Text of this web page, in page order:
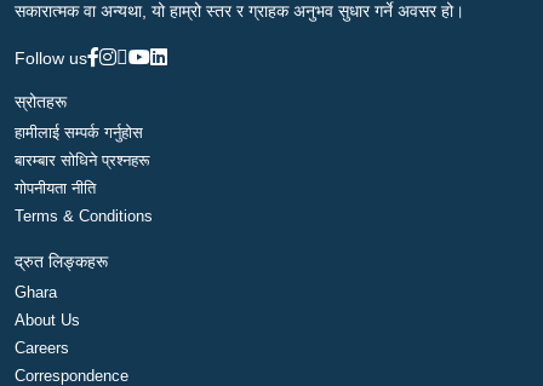
सकारात्मक वा अन्यथा, यो हाम्रो स्तर र ग्राहक अनुभव सुधार गर्ने अवसर हो।
Follow us
स्रोतहरू
हामीलाई सम्पर्क गर्नुहोस
बारम्बार सोधिने प्रश्नहरू
गोपनीयता नीति
Terms & Conditions
द्रुत लिङ्कहरू
Ghara
About Us
Careers
Correspondence